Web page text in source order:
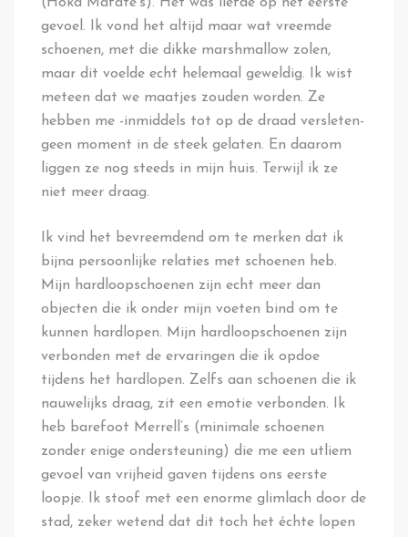
gevoel. Ik vond het altijd maar wat vreemde
schoenen, met die dikke marshmallow zolen,
maar dit voelde echt helemaal geweldig. Ik wist
meteen dat we maatjes zouden worden. Ze
hebben me -inmiddels tot op de draad versleten-
geen moment in de steek gelaten. En daarom
liggen ze nog steeds in mijn huis. Terwijl ik ze
niet meer draag.
Ik vind het bevreemdend om te merken dat ik
bijna persoonlijke relaties met schoenen heb.
Mijn hardloopschoenen zijn echt meer dan
objecten die ik onder mijn voeten bind om te
kunnen hardlopen. Mijn hardloopschoenen zijn
verbonden met de ervaringen die ik opdoe
tijdens het hardlopen. Zelfs aan schoenen die ik
nauwelijks draag, zit een emotie verbonden. Ik
heb barefoot Merrell’s (minimale schoenen
zonder enige ondersteuning) die me een utliem
gevoel van vrijheid gaven tijdens ons eerste
loopje. Ik stoof met een enorme glimlach door de
stad, zeker wetend dat dit toch het échte lopen